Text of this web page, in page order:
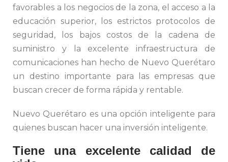
favorables a los negocios de la zona, el acceso a la
educación superior, los estrictos protocolos de
seguridad, los bajos costos de la cadena de
suministro y la excelente infraestructura de
comunicaciones han hecho de Nuevo Querétaro
un destino importante para las empresas que
buscan crecer de forma rápida y rentable.
Nuevo Querétaro es una opción inteligente para
quienes buscan hacer una inversión inteligente.
Tiene una excelente calidad de